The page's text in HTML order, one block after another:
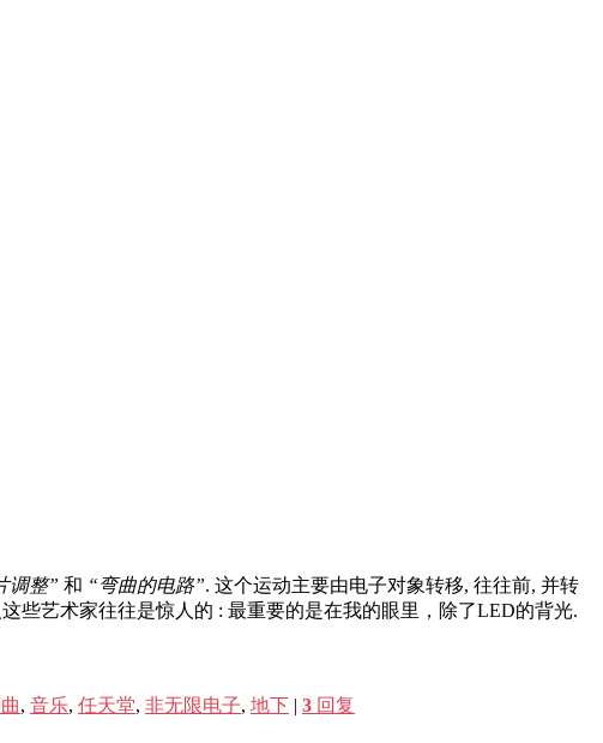
调整” 和 “弯曲的电路”. 这个运动主要由电子对象转移, 往往前, 并转
些艺术家往往是惊人的 : 最重要的是在我的眼里，除了LED的背光.
, 音乐, 任天堂, 非无限电子, 地下 | 3 回复